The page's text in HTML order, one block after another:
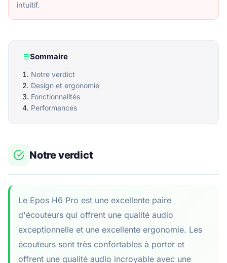
intuitif.
Sommaire
Notre verdict
Design et ergonomie
Fonctionnalités
Performances
Notre verdict
Le Epos H6 Pro est une excellente paire
d'écouteurs qui offrent une qualité audio
exceptionnelle et une excellente ergonomie. Les
écouteurs sont très confortables à porter et
offrent une qualité audio incroyable avec une